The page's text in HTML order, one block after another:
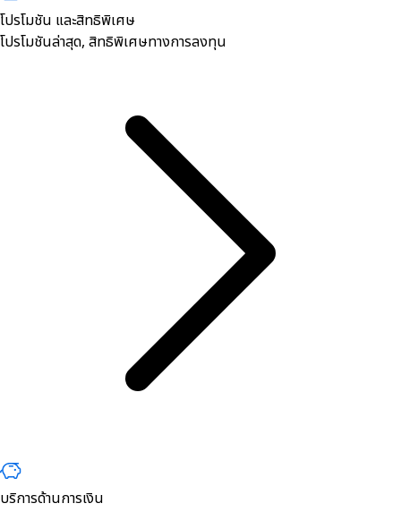
โปรโมชัน และสิทธิพิเศษ
โปรโมชันล่าสุด, สิทธิพิเศษทางการลงทุน
บริการด้านการเงิน